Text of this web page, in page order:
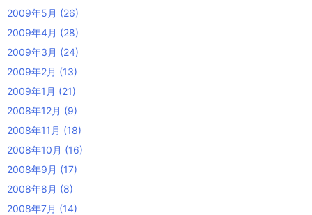
2009年5月 (26)
2009年4月 (28)
2009年3月 (24)
2009年2月 (13)
2009年1月 (21)
2008年12月 (9)
2008年11月 (18)
2008年10月 (16)
2008年9月 (17)
2008年8月 (8)
2008年7月 (14)